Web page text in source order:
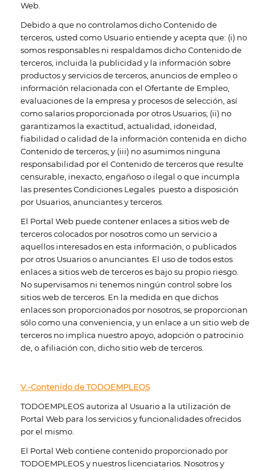
Web.
Debido a que no controlamos dicho Contenido de
terceros, usted como Usuario entiende y acepta que: (i) no
somos responsables ni respaldamos dicho Contenido de
terceros, incluida la publicidad y la información sobre
productos y servicios de terceros, anuncios de empleo o
información relacionada con el Ofertante de Empleo,
evaluaciones de la empresa y procesos de selección, así
como salarios proporcionada por otros Usuarios; (ii) no
garantizamos la exactitud, actualidad, idoneidad,
fiabilidad o calidad de la información contenida en dicho
Contenido de terceros; y (iii) no asumimos ninguna
responsabilidad por el Contenido de terceros que resulte
censurable, inexacto, engañoso o ilegal o que incumpla
las presentes Condiciones Legales puesto a disposición
por Usuarios, anunciantes y terceros.
El Portal Web puede contener enlaces a sitios web de
terceros colocados por nosotros como un servicio a
aquellos interesados en esta información, o publicados
por otros Usuarios o anunciantes. El uso de todos estos
enlaces a sitios web de terceros es bajo su propio riesgo.
No supervisamos ni tenemos ningún control sobre los
sitios web de terceros. En la medida en que dichos
enlaces son proporcionados por nosotros, se proporcionan
sólo como una conveniencia, y un enlace a un sitio web de
terceros no implica nuestro apoyo, adopción o patrocinio
de, o afiliación con, dicho sitio web de terceros.
V.-Contenido de TODOEMPLEOS
TODOEMPLEOS autoriza al Usuario a la utilización de
Portal Web para los servicios y funcionalidades ofrecidos
por el mismo.
El Portal Web contiene contenido proporcionado por
TODOEMPLEOS y nuestros licenciatarios. Nosotros y